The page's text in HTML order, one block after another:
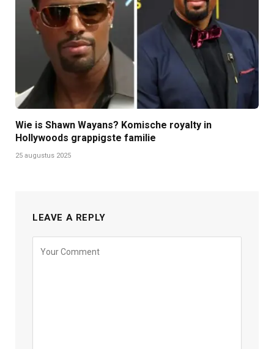
Wie is Shawn Wayans? Komische royalty in
Hollywoods grappigste familie
25 augustus 2025
LEAVE A REPLY